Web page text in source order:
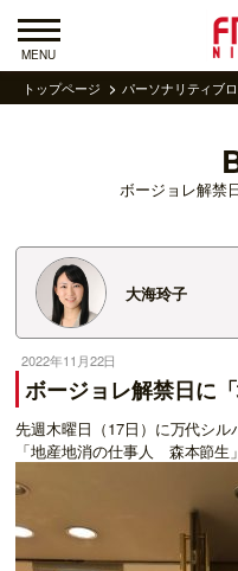
MENU
トップページ パーソナリティブ
ボージョレ解禁
大海玲子
2022年11月22日
ボージョレ解禁日に
先週木曜日（17日）に万代シ
「地産地消の仕事人 森本節生